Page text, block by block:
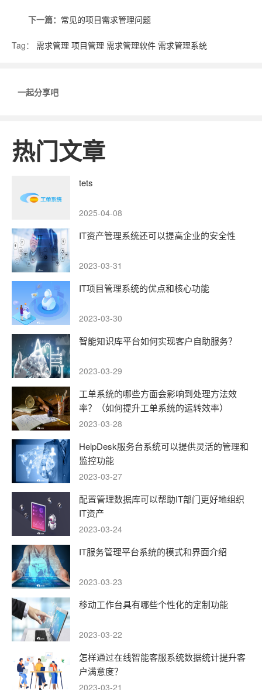
下一篇： 常见的项目需求管理问题
Tag： 需求管理 项目管理 需求管理软件 需求管理系统
一起分享吧
热门文章
tets
2025-04-08
IT资产管理系统还可以提高企业的安全性
2023-03-31
IT项目管理系统的优点和核心功能
2023-03-30
智能知识库平台如何实现客户自助服务？
2023-03-29
工单系统的哪些方面会影响到处理方法效
率？（如何提升工单系统的运转效率）
2023-03-28
HelpDesk服务台系统可以提供灵活的管理和
监控功能
2023-03-27
配置管理数据库可以帮助IT部门更好地组织
IT资产
2023-03-24
IT服务管理平台系统的模式和界面介绍
2023-03-23
移动工作台具有哪些个性化的定制功能
2023-03-22
怎样通过在线智能客服系统数据统计提升客
户满意度？
2023-03-21